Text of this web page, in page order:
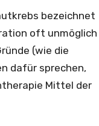
bezeichnet
oft unmöglich
(wie die
dafür sprechen,
Mittel der